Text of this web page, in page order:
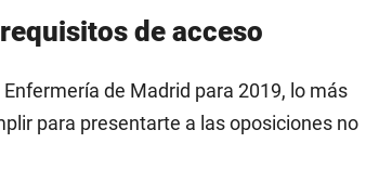
de acceso
de Madrid para 2019, lo más
para presentarte a las oposiciones no